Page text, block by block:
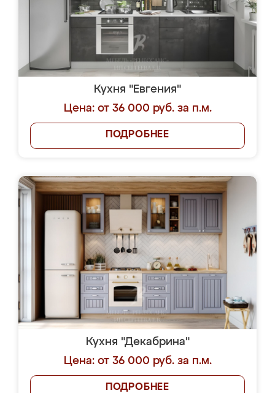
Кухня "Евгения"
Цена: от 36 000 руб. за п.м.
ПОДРОБНЕЕ
Кухня "Декабрина"
Цена: от 36 000 руб. за п.м.
ПОДРОБНЕЕ